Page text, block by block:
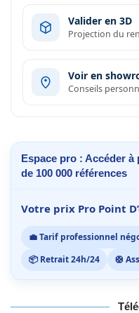
Valider en 3D
Projection du
Voir en
Conseils
Espace pro : Accéder à
de 100 000 références
Votre prix Pro Point
💼 Tarif professionnel
📦 Retrait 24h/24
🛟